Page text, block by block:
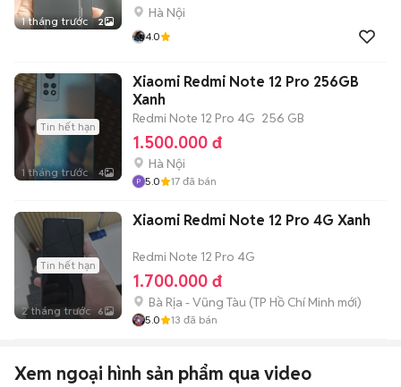
1 tháng trước 2
Hà Nội
4.0
Tin hết hạn
1 tháng trước 4
Xiaomi Redmi Note 12 Pro 256GB
Xanh
Redmi Note 12 Pro 4G 256 GB
1.500.000 đ
Hà Nội
5.0 17 đã bán
Tin hết hạn
2 tháng trước 6
Xiaomi Redmi Note 12 Pro 4G Xanh
Redmi Note 12 Pro 4G
1.700.000 đ
Bà Rịa - Vũng Tàu (TP Hồ Chí Minh mới)
5.0 13 đã bán
Xem ngoại hình sản phẩm qua video